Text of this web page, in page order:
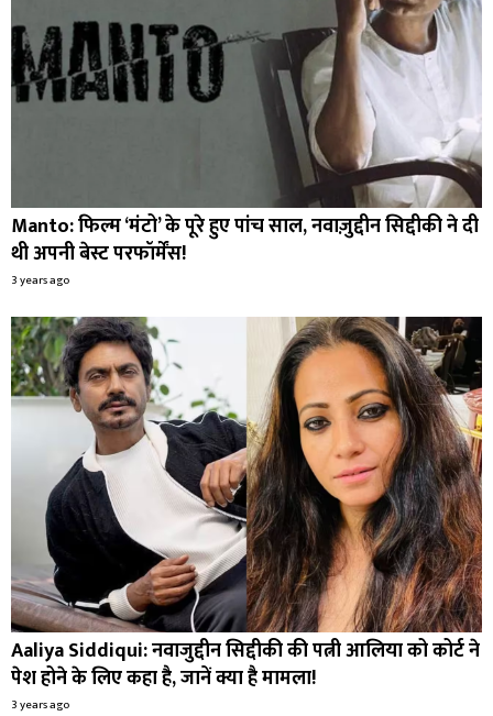
Manto: फिल्म ‘मंटो’ के पूरे हुए पांच साल, नवाज़ुद्दीन सिद्दीकी ने दी
थी अपनी बेस्ट परफॉर्मेंस!
3 years ago
Aaliya Siddiqui: नवाजुद्दीन सिद्दीकी की पत्नी आलिया को कोर्ट ने
पेश होने के लिए कहा है, जानें क्या है मामला!
3 years ago